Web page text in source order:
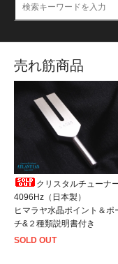
売れ筋商品
クリスタルチューナ
4096Hz（日本製）
ヒマラヤ水晶ポイント＆ポ
チ&２種類説明書付き
SOLD OUT